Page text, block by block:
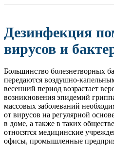
Дезинфекция
вирусов и
Большинство болезнетворных
передаются воздушно-
весенний период возрастает
возникновения эпидемий
массовых заболеваний
от вирусов на регулярной
в доме, а также в таких
относятся медицинские
офисы, промышленные